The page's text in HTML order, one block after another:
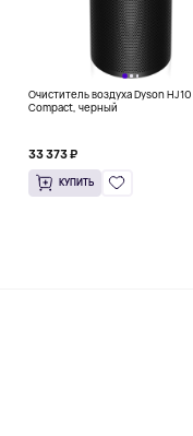
Очиститель воздуха Dyson
Compact, черный
33 373 ₽
КУПИТЬ